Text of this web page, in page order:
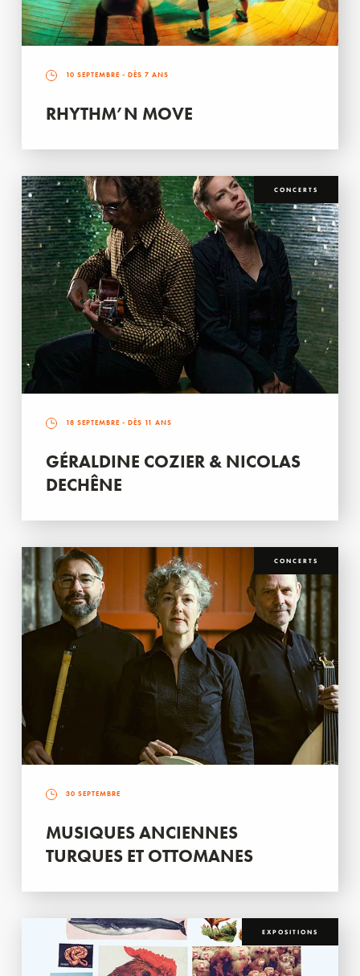
10 SEPTEMBRE - DÈS 7 ANS
RHYTHM’N MOVE
CONCERTS
18 SEPTEMBRE - DÈS 11 ANS
GÉRALDINE COZIER & NICOLAS
DECHÊNE
CONCERTS
30 SEPTEMBRE
MUSIQUES ANCIENNES
TURQUES ET OTTOMANES
EXPOSITIONS